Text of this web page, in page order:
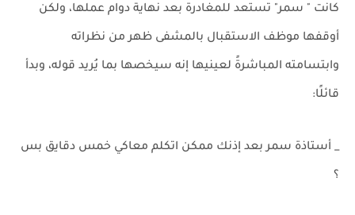
كانت " سمر" تستعد للمغادرة بعد نهاية دوام عملها، ولكن
أوقفها موظف الاستقبال بالمشفى ظهر من نظراته
وابتسامته المباشرةً لعينيها إنه سيخصها بما يُريد قوله، وبدأ
قائلًا:
_ أستاذة سمر بعد إذنك ممكن اتكلم معاكي خمس دقايق بس
؟